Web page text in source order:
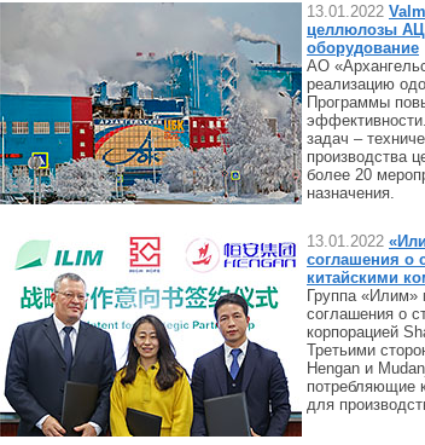
13.01.2022
целлюлозы
оборудование
АО
реализацию
Программы
задач –
производства
более 20
назначения.
13.01.2022
соглашения о
китайскими
Группа «Илим»
соглашения о
корпорацией
Третьими
Hengan и
потребляющие
для